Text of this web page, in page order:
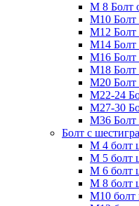
М 8 Болт
М10 Болт
М12 Болт
М14 Болт
М16 Болт
М18 Болт
М20 Болт
М22-24
М27-30
М36 Болт
Болт с
М 4 болт
М 5 болт
М 6 болт
М 8 болт
М10 болт